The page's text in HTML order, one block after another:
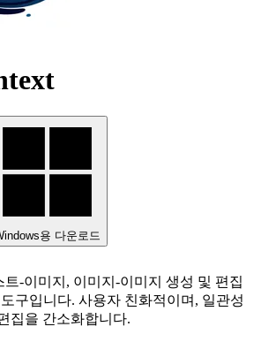
용 다운로드
-이미지, 이미지-이미지 생성 및 편집
구입니다. 사용자 친화적이며, 일관성
집을 간소화합니다.